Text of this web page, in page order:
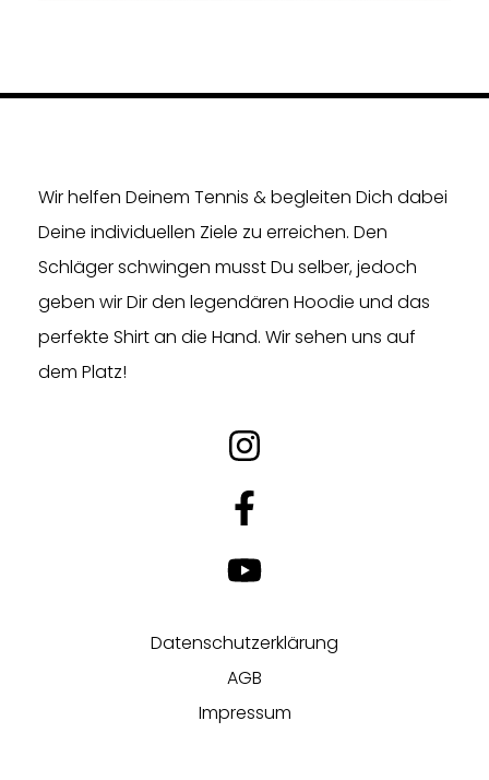
Wir helfen Deinem Tennis & begleiten Dich dabei
Deine individuellen Ziele zu erreichen. Den
Schläger schwingen musst Du selber, jedoch
geben wir Dir den legendären Hoodie und das
perfekte Shirt an die Hand. Wir sehen uns auf
dem Platz!
Datenschutzerklärung
AGB
Impressum